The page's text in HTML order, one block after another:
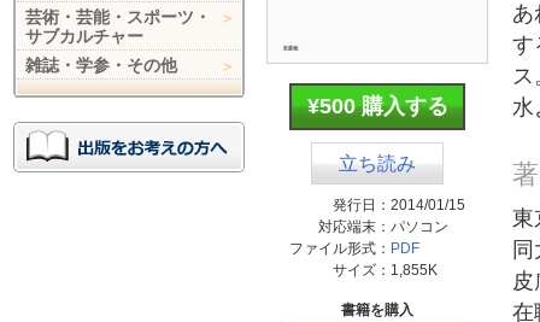
¥500 購入する
立ち読み
発行日： 2014/01/15
対応端末： パソコン
ファイル形式： PDF
サイズ： 1,855K
書籍を購入
あ
す
ス
水
東
在
芸術・芸能・スポーツ・
サブカルチャー
雑誌・学参・その他